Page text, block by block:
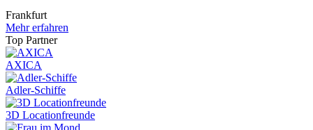
Frankfurt
Mehr erfahren
Top Partner
AXICA
Adler-Schiffe
3D Locationfreunde